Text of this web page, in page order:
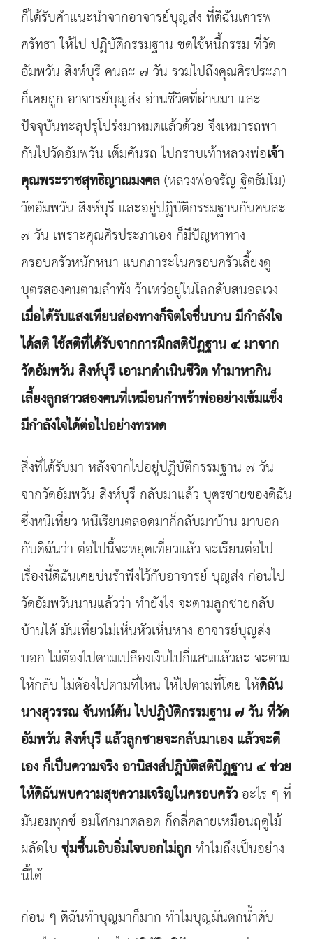
ก็ได้รับคำแนะนำจากอาจารย์บุญส่ง ที่ดิฉันเคารพ
ศรัทธา ให้ไป ปฏิบัติกรรมฐาน ชดใช้หนี้กรรม ที่วัด
อัมพวัน สิงห์บุรี คนละ ๗ วัน รวมไปถึงคุณศิรประภา
ก็เคยถูก อาจารย์บุญส่ง อ่านชีวิตที่ผ่านมา และ
ปัจจุบันทะลุปรุโปร่งมาหมดแล้วด้วย จึงเหมารถพา
กันไปวัดอัมพวัน เต็มคันรถ ไปกราบเท้าหลวงพ่อเจ้า
คุณพระราชสุทธิญาณมงคล(หลวงพ่อจรัญ ฐิตธัมโม)
วัดอัมพวัน สิงห์บุรี และอยู่ปฏิบัติกรรมฐานกันคนละ
๗ วัน เพราะคุณศิรประภาเอง ก็มีปัญหาทาง
ครอบครัวหนักหนา แบกภาระในครอบครัวเลี้ยงดู
บุตรสองคนตามลำพัง ว้าเหว่อยู่ในโลกสับสนอลเวง
เมื่อได้รับแสงเทียนส่องทางก็จิตใจชื่นบาน มีกำลังใจ
ได้สติ ใช้สติที่ได้รับจากการฝึกสติปัฏฐาน ๔ มาจาก
วัดอัมพวัน สิงห์บุรี เอามาดำเนินชีวิต ทำมาหากิน
เลี้ยงลูกสาวสองคนที่เหมือนกำพร้าพ่ออย่างเข้มแข็ง
มีกำลังใจได้ต่อไปอย่างทรหด
สิ่งที่ได้รับมา หลังจากไปอยู่ปฏิบัติกรรมฐาน ๗ วัน
จากวัดอัมพวัน สิงห์บุรี กลับมาแล้ว บุตรชายของดิฉัน
ซึ่งหนีเที่ยว หนีเรียนตลอดมาก็กลับมาบ้าน มาบอก
กับดิฉันว่า ต่อไปนี้จะหยุดเที่ยวแล้ว จะเรียนต่อไป
เรื่องนี้ดิฉันเคยบ่นรำพึงไว้กับอาจารย์ บุญส่ง ก่อนไป
วัดอัมพวันนานแล้วว่า ทำยังไง จะตามลูกชายกลับ
บ้านได้ มันเที่ยวไม่เห็นหัวเห็นหาง อาจารย์บุญส่ง
บอก ไม่ต้องไปตามเปลืองเงินไปกี่แสนแล้วละ จะตาม
ให้กลับ ไม่ต้องไปตามที่ไหน ให้ไปตามที่โดย ให้ดิฉัน
นางสุวรรณ จันทน์ต้น ไปปฏิบัติกรรมฐาน ๗ วัน ที่วัด
อัมพวัน สิงห์บุรี แล้วลูกชายจะกลับมาเอง แล้วจะดี
เอง ก็เป็นความจริง อานิสงส์ปฏิบัติสติปัฏฐาน ๔ ช่วย
ให้ดิฉันพบความสุขความเจริญในครอบครัวอะไร ๆ ที่
มันอมทุกข์ อมโศกมาตลอด ก็คลี่คลายเหมือนฤดูไม้
ผลัดใบชุ่มชื้นเอิบอิ่มใจบอกไม่ถูกทำไมถึงเป็นอย่าง
นี้ได้
ก่อน ๆ ดิฉันทำบุญมาก็มาก ทำไมบุญมันตกน้ำดับ